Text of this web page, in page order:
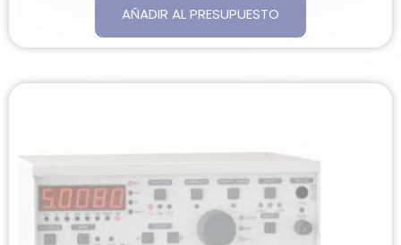
AÑADIR AL PRESUPUESTO